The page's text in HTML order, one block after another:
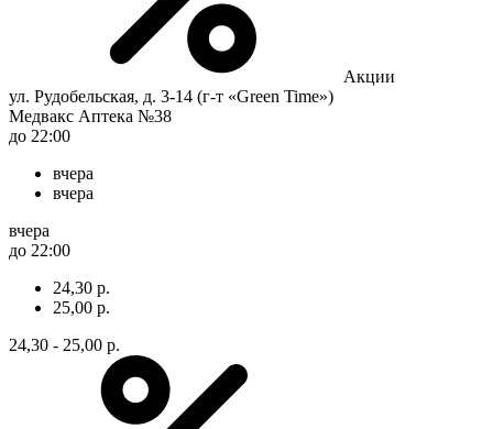
Акции
ул. Рудобельская, д. 3-14 (г-т «Green Time»)
Медвакс Аптека №38
до 22:00
вчера
вчера
вчера
до 22:00
24,30 р.
25,00 р.
24,30 - 25,00 р.